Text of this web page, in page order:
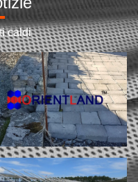
caldi